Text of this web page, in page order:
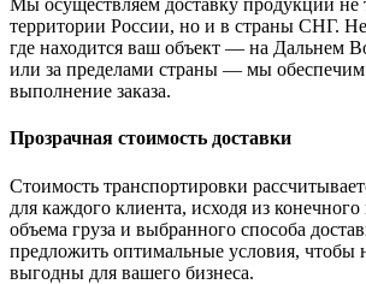
Мы осуществляем доставку продукции не
территории России, но и в страны СНГ.
где находится ваш объект — на Дальнем
или за пределами страны — мы обеспечим
выполнение заказа.
Прозрачная стоимость доставки
Стоимость транспортировки
для каждого клиента, исходя из
объема груза и выбранного способа
предложить оптимальные условия,
выгодны для вашего бизнеса.